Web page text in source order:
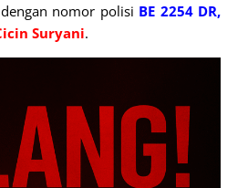
nomor polisi BE 2254 DR,
Suryani.